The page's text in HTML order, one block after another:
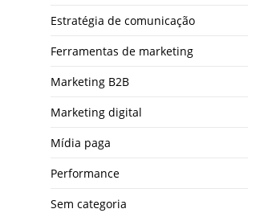
Estratégia de comunicação
Ferramentas de marketing
Marketing B2B
Marketing digital
Mídia paga
Performance
Sem categoria